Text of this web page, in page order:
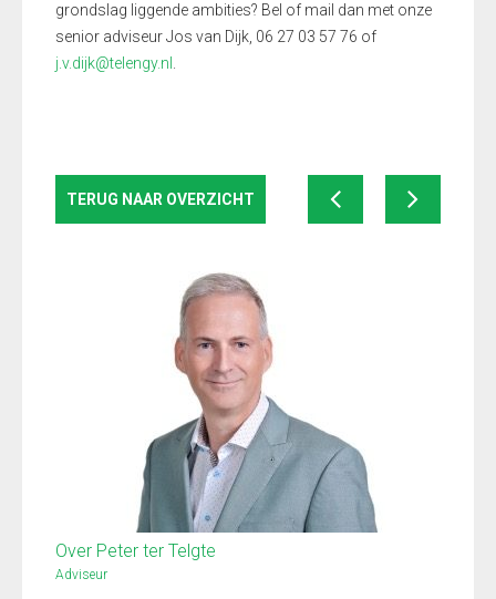
grondslag liggende ambities? Bel of mail dan met onze
senior adviseur Jos van Dijk, 06 27 03 57 76 of
j.v.dijk@telengy.nl
TERUG NAAR OVERZICHT
Over Peter ter Telgte
Adviseur